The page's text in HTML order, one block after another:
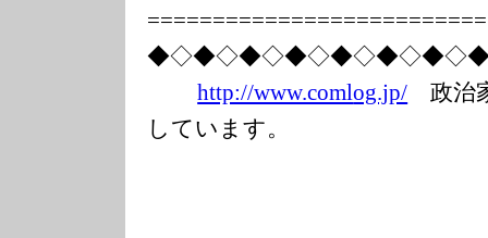
===============
http://www.comlog.jp/ 政治
しています。